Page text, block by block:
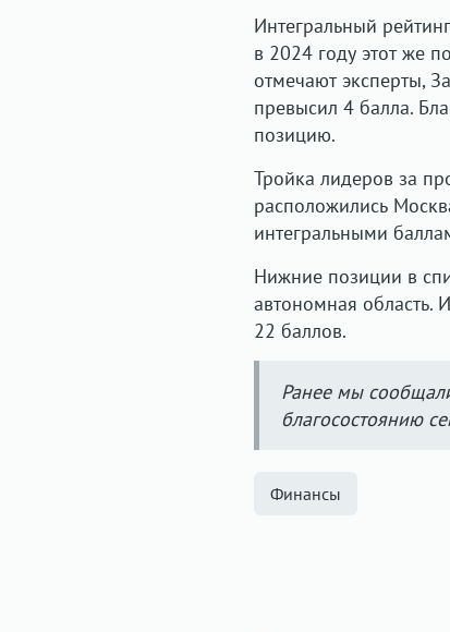
Интегральный
в 2024 году этот же
отмечают эксперты,
превысил 4 балла.
позицию.
Тройка лидеров за
расположились
интегральными
Нижние позиции в
автономная область.
22 баллов.
Ранее мы
благосостоянию
Финансы